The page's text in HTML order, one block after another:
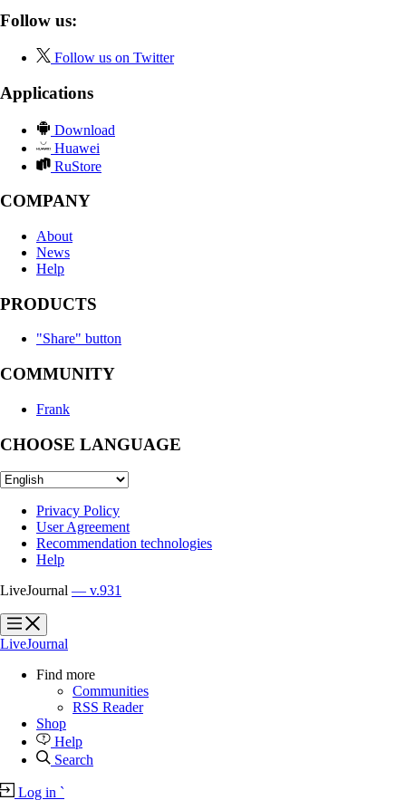
Follow us:
Follow us on Twitter
Applications
Download
Huawei
RuStore
COMPANY
About
News
Help
PRODUCTS
"Share" button
COMMUNITY
Frank
CHOOSE LANGUAGE
Privacy Policy
User Agreement
Recommendation technologies
Help
LiveJournal — v.931
?
?
LiveJournal
Find more
Communities
RSS Reader
Shop
Help
Search
Log in `